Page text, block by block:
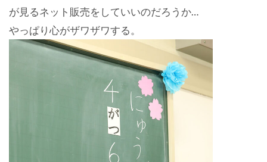
が見るネット販売をしていいのだろうか…
やっぱり心がザワザワする。